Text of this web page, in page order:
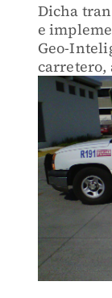
Dicha
e
Geo-
carretero,